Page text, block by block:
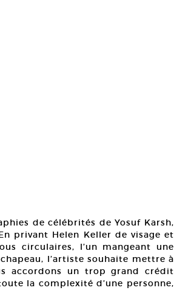
de célébrités de Yosuf Karsh,
privant Helen Keller de visage et
circulaires, l’un mangeant une
l’artiste souhaite mettre à
accordons un trop grand crédit
la complexité d’une personne,